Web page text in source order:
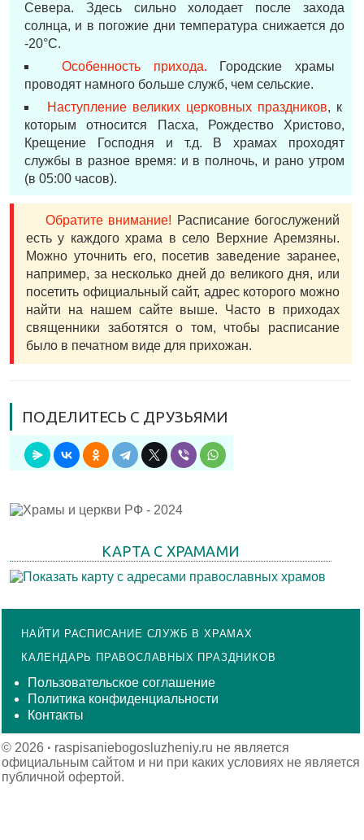
Севера. Здесь сильно холодает после захода
солнца, и в погожие дни температура снижается до
-20°С.
Особенность прихода. Городские храмы
проводят намного больше служб, чем сельские.
Наступление великих церковных праздников, к
которым относится Пасха, Рождество Христово,
Крещение Господня и т.д. В храмах проходят
службы в разное время: и в полночь, и рано утром
(в 05:00 часов).
Обратите внимание! Расписание богослужений
есть у каждого храма в село Верхние Аремзяны.
Можно уточнить его, посетив заведение заранее,
например, за несколько дней до великого дня, или
посетить официальный сайт, адрес которого можно
найти на нашем сайте выше. Часто в приходах
священники заботятся о том, чтобы расписание
было в печатном виде для прихожан.
ПОДЕЛИТЕСЬ С ДРУЗЬЯМИ
КАРТА С ХРАМАМИ
НАЙТИ РАСПИСАНИЕ СЛУЖБ В ХРАМАХ
КАЛЕНДАРЬ ПРАВОСЛАВНЫХ ПРАЗДНИКОВ
Пользовательское соглашение
Политика конфиденциальности
Контакты
© 2026 · raspisaniebogosluzheniy.ru не является
официальным сайтом и ни при каких условиях не является
публичной офертой.